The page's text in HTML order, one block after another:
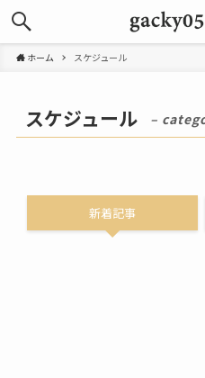
ホーム スケジュール
スケジュール –
新着記事